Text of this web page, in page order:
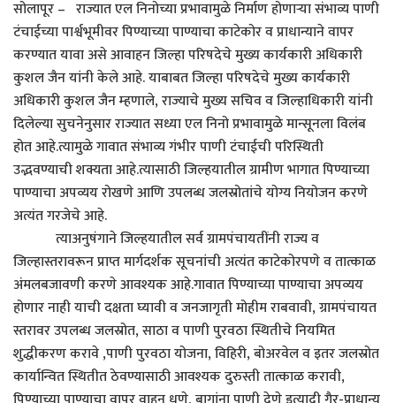
सोलापूर – राज्यात एल निनोच्या प्रभावामुळे निर्माण होणाऱ्या संभाव्य पाणी
टंचाईच्या पार्श्वभूमीवर पिण्याच्या पाण्याचा काटेकोर व प्राधान्याने वापर
करण्यात यावा असे आवाहन जिल्हा परिषदेचे मुख्य कार्यकारी अधिकारी
कुशल जैन यांनी केले आहे. याबाबत जिल्हा परिषदेचे मुख्य कार्यकारी
अधिकारी कुशल जैन म्हणाले, राज्याचे मुख्य सचिव व जिल्हाधिकारी यांनी
दिलेल्या सुचनेनुसार राज्यात सध्या एल निनो प्रभावामुळे मान्सूनला विलंब
होत आहे.त्यामुळे गावात संभाव्य गंभीर पाणी टंचाईची परिस्थिती
उद्भवण्याची शक्यता आहे.त्यासाठी जिल्हयातील ग्रामीण भागात पिण्याच्या
पाण्याचा अपव्यय रोखणे आणि उपलब्ध जलस्रोतांचे योग्य नियोजन करणे
अत्यंत गरजेचे आहे.
त्याअनुषंगाने जिल्हयातील सर्व ग्रामपंचायतींनी राज्य व
जिल्हास्तरावरून प्राप्त मार्गदर्शक सूचनांची अत्यंत काटेकोरपणे व तात्काळ
अंमलबजावणी करणे आवश्यक आहे.गावात पिण्याच्या पाण्याचा अपव्यय
होणार नाही याची दक्षता घ्यावी व जनजागृती मोहीम राबवावी, ग्रामपंचायत
स्तरावर उपलब्ध जलस्रोत, साठा व पाणी पुरवठा स्थितीचे नियमित
शुद्धीकरण करावे ,पाणी पुरवठा योजना, विहिरी, बोअरवेल व इतर जलस्रोत
कार्यान्वित स्थितीत ठेवण्यासाठी आवश्यक दुरुस्ती तात्काळ करावी,